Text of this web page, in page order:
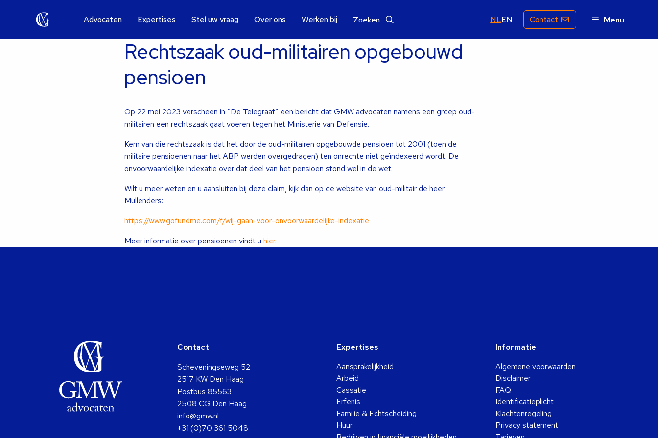
Advocaten Expertises Stel uw vraag Over ons Werken bij Zoeken NLEN Contact Menu
Rechtszaak oud-militairen opgebouwd
pensioen
Op 22 mei 2023 verscheen in “De Telegraaf” een bericht dat GMW advocaten namens een groep oud-
militairen een rechtszaak gaat voeren tegen het Ministerie van Defensie.
Kern van die rechtszaak is dat het door de oud-militairen opgebouwde pensioen tot 2001 (toen de
militaire pensioenen naar het ABP werden overgedragen) ten onrechte niet geïndexeerd wordt. De
onvoorwaardelijke indexatie over dat deel van het pensioen stond wel in de wet.
Wilt u meer weten en u aansluiten bij deze claim, kijk dan op de website van oud-militair de heer
Mullenders:
https://www.gofundme.com/f/wij-gaan-voor-onvoorwaardelijke-indexatie
Meer informatie over pensioenen vindt u hier.
Contact
Scheveningseweg 52
2517 KW Den Haag
Postbus 85563
2508 CG Den Haag
info@gmw.nl
+31 (0)70 361 5048
Expertises
Aansprakelijkheid
Arbeid
Cassatie
Erfenis
Familie & Echtscheiding
Huur
Informatie
Algemene voorwaarden
Disclaimer
FAQ
Identificatieplicht
Klachtenregeling
Privacy statement